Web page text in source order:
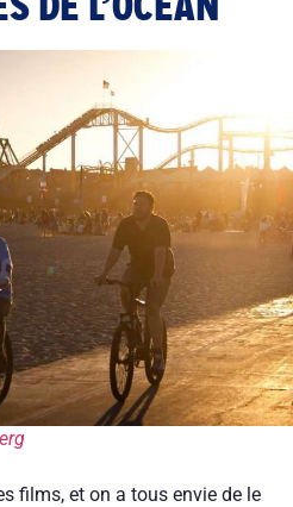
films, et on a tous envie de le